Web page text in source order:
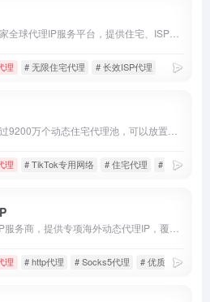
理 # 无限住宅代理 # 长效ISP代理
理 # TikTok专用网络 # 住宅代理 # 全球http代
理 # http代理 # Socks5代理 # 优质IP资源